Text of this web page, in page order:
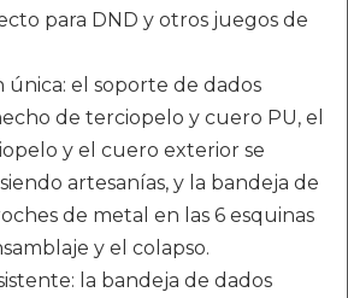
para DND y otros juegos de
única: el soporte de dados
de terciopelo y cuero PU, el
y el cuero exterior se
artesanías, y la bandeja de
de metal en las 6 esquinas
y el colapso.
la bandeja de dados